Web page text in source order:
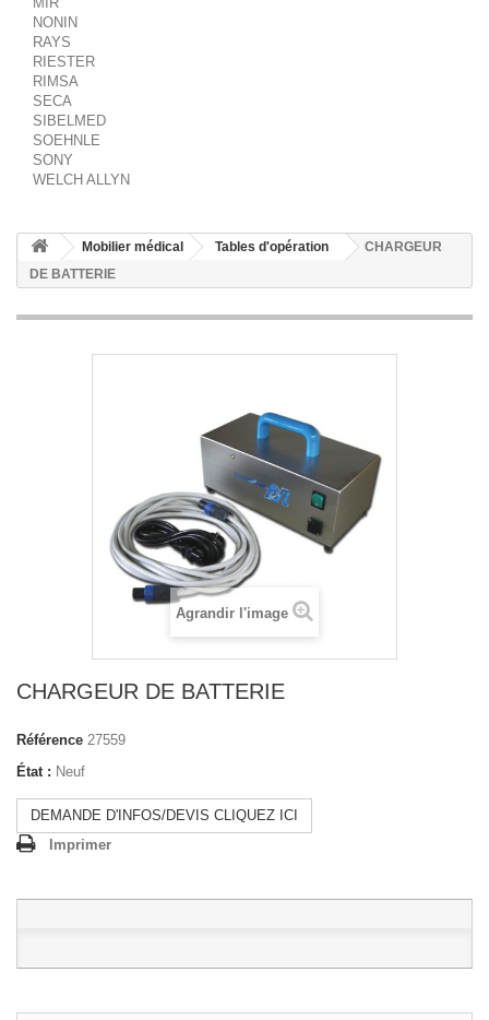
NONIN
RAYS
RIESTER
RIMSA
SECA
SIBELMED
SOEHNLE
SONY
WELCH ALLYN
Mobilier médical Tables d'opération
CHARGEUR
DE BATTERIE
Agrandir l'image
CHARGEUR DE BATTERIE
Référence 27559
État : Neuf
DEMANDE D'INFOS/DEVIS CLIQUEZ ICI
Imprimer